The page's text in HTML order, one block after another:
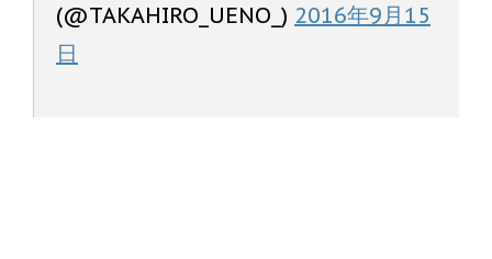
(@TAKAHIRO_UENO_) 2016年9月15
日